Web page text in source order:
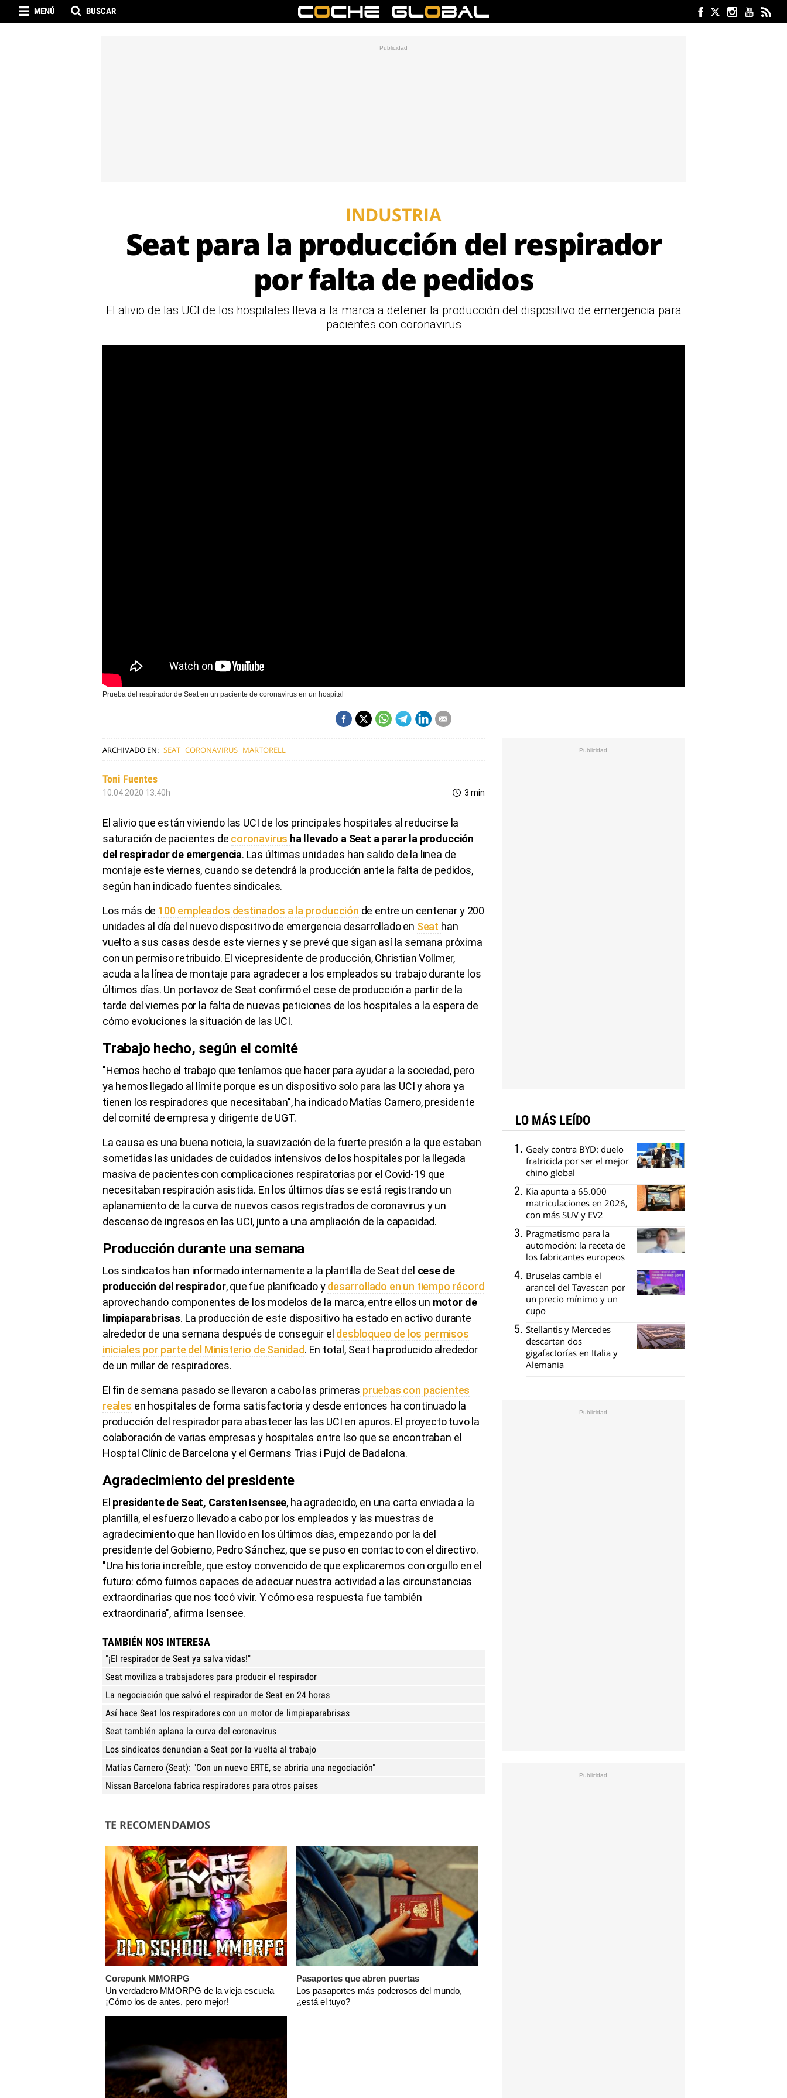
MENÚ BUSCAR
INDUSTRIA
Seat para la producción del respirador
por falta de pedidos
El alivio de las UCI de los hospitales lleva a la marca a detener la producción del dispositivo de emergencia para
pacientes con coronavirus
Prueba del respirador de Seat en un paciente de coronavirus en un hospital
ARCHIVADO EN: SEAT CORONAVIRUS MARTORELL
Toni Fuentes
10.04.2020 13:40h 3 min
El alivio que están viviendo las UCI de los principales hospitales al reducirse la
saturación de pacientes de coronavirus ha llevado a Seat a parar la producción
del respirador de emergencia. Las últimas unidades han salido de la linea de
montaje este viernes, cuando se detendrá la producción ante la falta de pedidos,
según han indicado fuentes sindicales.
Los más de 100 empleados destinados a la producción de entre un centenar y 200
unidades al día del nuevo dispositivo de emergencia desarrollado en Seat han
vuelto a sus casas desde este viernes y se prevé que sigan así la semana próxima
con un permiso retribuido. El vicepresidente de producción, Christian Vollmer,
acuda a la línea de montaje para agradecer a los empleados su trabajo durante los
últimos días. Un portavoz de Seat confirmó el cese de producción a partir de la
tarde del viernes por la falta de nuevas peticiones de los hospitales a la espera de
cómo evoluciones la situación de las UCI.
Trabajo hecho, según el comité
"Hemos hecho el trabajo que teníamos que hacer para ayudar a la sociedad, pero
ya hemos llegado al límite porque es un dispositivo solo para las UCI y ahora ya
tienen los respiradores que necesitaban", ha indicado Matías Carnero, presidente
del comité de empresa y dirigente de UGT.
La causa es una buena noticia, la suavización de la fuerte presión a la que estaban
sometidas las unidades de cuidados intensivos de los hospitales por la llegada
masiva de pacientes con complicaciones respiratorias por el Covid-19 que
necesitaban respiración asistida. En los últimos días se está registrando un
aplanamiento de la curva de nuevos casos registrados de coronavirus y un
descenso de ingresos en las UCI, junto a una ampliación de la capacidad.
Producción durante una semana
Los sindicatos han informado internamente a la plantilla de Seat del cese de
producción del respirador, que fue planificado ydesarrollado en un tiempo récord
aprovechando componentes de los modelos de la marca, entre ellos un motor de
limpiaparabrisas. La producción de este dispositivo ha estado en activo durante
alrededor de una semana después de conseguir el desbloqueo de los permisos
iniciales por parte del Ministerio de Sanidad. En total, Seat ha producido alrededor
de un millar de respiradores.
El fin de semana pasado se llevaron a cabo las primeras pruebas con pacientes
reales en hospitales de forma satisfactoria y desde entonces ha continuado la
producción del respirador para abastecer las las UCI en apuros. El proyecto tuvo la
colaboración de varias empresas y hospitales entre lso que se encontraban el
Hosptal Clínic de Barcelona y el Germans Trias i Pujol de Badalona.
Agradecimiento del presidente
El presidente de Seat, Carsten Isensee, ha agradecido, en una carta enviada a la
plantilla, el esfuerzo llevado a cabo por los empleados y las muestras de
agradecimiento que han llovido en los últimos días, empezando por la del
presidente del Gobierno, Pedro Sánchez, que se puso en contacto con el directivo.
"Una historia increíble, que estoy convencido de que explicaremos con orgullo en el
futuro: cómo fuimos capaces de adecuar nuestra actividad a las circunstancias
extraordinarias que nos tocó vivir. Y cómo esa respuesta fue también
extraordinaria", afirma Isensee.
TAMBIÉN NOS INTERESA
"¡El respirador de Seat ya salva vidas!"
Seat moviliza a trabajadores para producir el respirador
La negociación que salvó el respirador de Seat en 24 horas
Así hace Seat los respiradores con un motor de limpiaparabrisas
Seat también aplana la curva del coronavirus
Los sindicatos denuncian a Seat por la vuelta al trabajo
Matías Carnero (Seat): "Con un nuevo ERTE, se abriría una negociación"
Nissan Barcelona fabrica respiradores para otros países
TE RECOMENDAMOS
Corepunk MMORPG
Un verdadero MMORPG de la vieja escuela
¡Cómo los de antes, pero mejor!
Pasaportes que abren puertas
Los pasaportes más poderosos del mundo,
¿está el tuyo?
LO MÁS LEÍDO
Geely contra BYD: duelo
fratricida por ser el mejor
chino global
Kia apunta a 65.000
matriculaciones en 2026,
con más SUV y EV2
Pragmatismo para la
automoción: la receta de
los fabricantes europeos
Bruselas cambia el
arancel del Tavascan por
un precio mínimo y un
cupo
Stellantis y Mercedes
descartan dos
gigafactorías en Italia y
Alemania